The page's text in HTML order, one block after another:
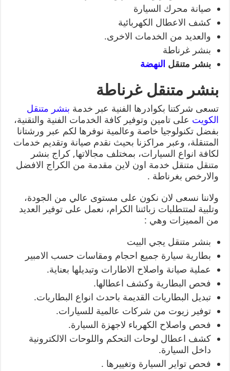
صيانة محرك السيارة
كشف الاعطال الكهربائية
والعديد من الخدمات الاخرى.
بنشر غرناطة
بنشر متنقل النهضة
بنشر متنقل غرناطة
تسعى شركتنا بكوادرها الفنية عبر خدمة بنشر متنقل
الكويت على تامين وتوفير كافة الخدمات الفنية والتقنية،
بفضل تكنولوجيا خاصة وعالمية نوفرها لكم عبر ورشتانا
المتنقلة، وعبر مراكزنا بحيث نقدم صيانة وتقديم خدمات
لكافة انواع السيارات، بمختلف مجالاتها, كراج بنشر
متنقل متنقل خدمة اون لاين مقدمة من الكراج الافضل
والارخص بغرناطة .
ولاننا نسعى لان نكون على مستوى عالي من الجودة،
وتلبية لمتتطلبات زبائننا الكرام، نعمل على توفير العديد
من المميزات وهي :
بنشر متنقل يجي البيت
بطارية سيارة جميع احجام ومقاسات حسب الامبير
عملية صيانة واصلاح الاطارات وتبديلها بعناية.
فحص البطارية وكشف اعطالها.
تبديل البطاريات القديمة باحدث انواع البطاريات.
توفير زيوت من شركات عالمية للسيارات.
فحص واصلاح الكهرباء لاجهزة السيارة.
كشف اعطال لوحات التحكم واللوحات الالكترونية
داخل السيارة.
فحص تواير السيارة وتغييرها .